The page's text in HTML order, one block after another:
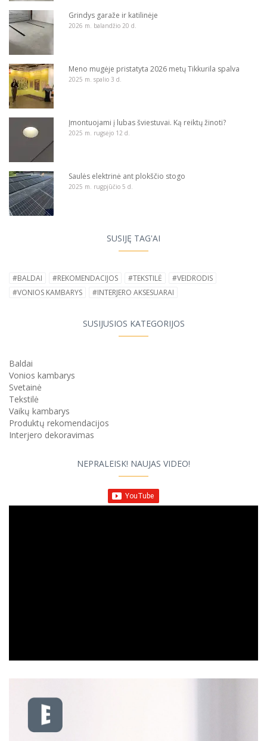
Grindys garaže ir katilinėje
2026 m. balandžio 20 d.
Meno mugėje pristatyta 2026 metų Tikkurila spalva
2025 m. spalio 3 d.
Įmontuojami į lubas šviestuvai. Ką reiktų žinoti?
2025 m. rugsėjo 12 d.
Saulės elektrinė ant plokščio stogo
2025 m. rugpjūčio 5 d.
SUSIJĘ TAG'AI
#BALDAI #REKOMENDACIJOS #TEKSTILĖ
#VEIDRODIS
#VONIOS KAMBARYS
#INTERJERO AKSESUARAI
SUSIJUSIOS KATEGORIJOS
Baldai
Vonios kambarys
Svetainė
Tekstilė
Vaikų kambarys
Produktų rekomendacijos
Interjero dekoravimas
NEPRALEISK! NAUJAS VIDEO!